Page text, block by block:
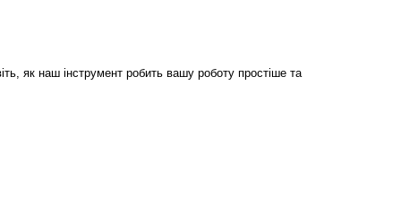
як наш інструмент робить вашу роботу простіше та